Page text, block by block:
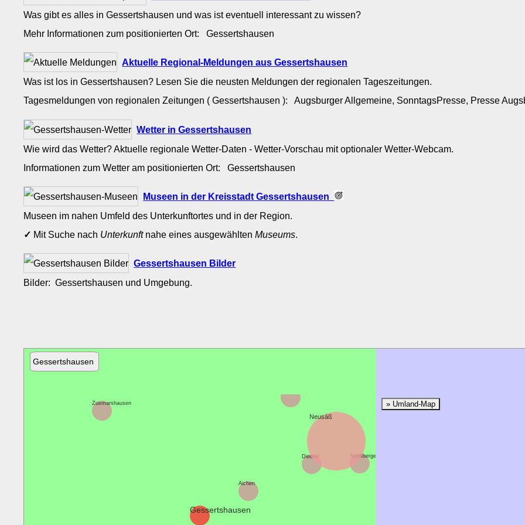
Was gibt es alles in Gessertshausen und was ist eventuell interessant zu wissen?
Mehr Informationen zum positionierten Ort: Gessertshausen
Aktuelle Regional-Meldungen aus Gessertshausen
Was ist los in Gessertshausen? Lesen Sie die neusten Meldungen der regionalen Tageszeitungen.
Tagesmeldungen von regionalen Zeitungen ( Gessertshausen ): Augsburger Allgemeine, SonntagsPresse, Presse
Wetter in Gessertshausen
Wie wird das Wetter? Aktuelle regionale Wetter-Daten - Wetter-Vorschau mit optionaler Wetter-Webcam.
Informationen zum Wetter am positionierten Ort: Gessertshausen
Museen in der Kreisstadt Gessertshausen
Museen im nahen Umfeld des Unterkunftortes und in der Region.
✓ Mit Suche nach Unterkunftnahe eines ausgewähltenMuseums.
Gessertshausen Bilder
Bilder: Gessertshausen und Umgebung.
Gessertshausen
Aichen
Gessertshausen
Zusmarshausen
Diedorf Stadtbergen
Neusäß
» Umland-Map